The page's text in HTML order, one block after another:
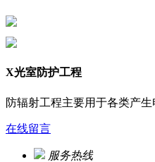
X光室防护工程
防辐射工程主要用于各类产
在线留言
服务热线